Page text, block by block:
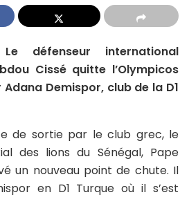
défenseur international
Cissé quitte l’Olympicos
Adana Demispor, club de la D1
de sortie par le club grec, le
des lions du Sénégal, Pape
un nouveau point de chute. Il
en D1 Turque où il s’est